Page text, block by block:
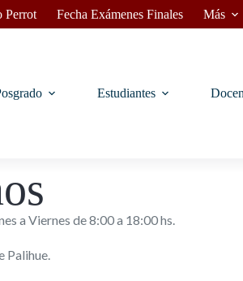
Perrot Fecha Exámenes Finales Más
Estudiantes
a Viernes de 8:00 a 18:00 hs.
Palihue.